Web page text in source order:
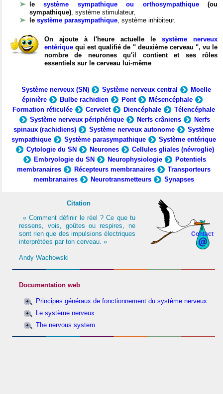
lesystème sympathique ou orthosympathique(ou
sympathique), système stimulateur,
le système parasympathique, système inhibiteur.
On ajoute à l'heure actuelle le système nerveux
entérique qui est qualifié de " deuxième cerveau ", vu le
nombre de neurones qu'il contient et ses rôles
essentiels sur le cerveau lui-même
Système nerveux (SN) Système nerveux central
Moelle
épinière
Bulbe rachidien Pont
Mésencéphale
Formation réticulée
Cervelet Diencéphale
Télencéphale
Système nerveux périphérique
Nerfs crâniens
Nerfs
spinaux (rachidiens)
Système nerveux autonome
Système
sympathique
Système parasympathique
Système entérique
Cytologie du SN
Neurones
Cellules gliales (névroglie)
Embryologie du SN
Neurophysiologie
Potentiels
membranaires
Récepteurs membranaires
Transporteurs
membranaires
Neurotransmetteurs Synapses
Contact
Citation
« Comment définir le réel ? Ce que tu
ressens, vois, goûtes ou respires, ne
sont rien que des impulsions électriques
interprétées par ton cerveau. »
Andy Wachowski
Documentation web
Principes généraux de fonctionnement du système nerveux
Le système nerveux
The nervous system